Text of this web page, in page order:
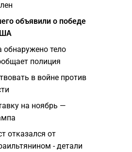
объявили о победе
обнаружено тело
полиция
в войне против
на ноябрь —
отказался от
- детали